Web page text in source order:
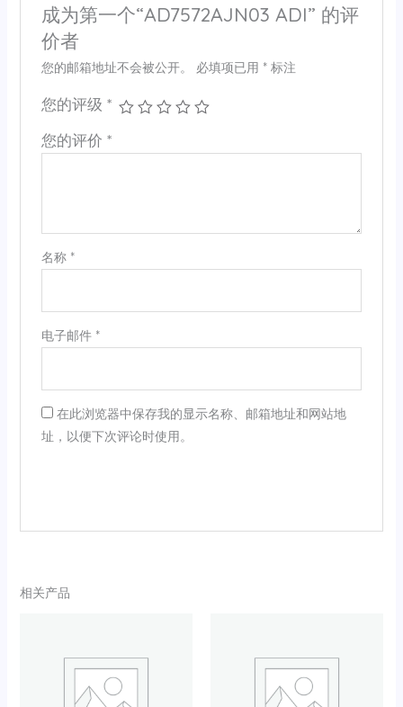
成为第一个“AD7572AJN03 ADI” 的评
价者
您的邮箱地址不会被公开。 必填项已用 *标注
您的评级 *
您的评价 *
名称 *
电子邮件 *
在此浏览器中保存我的显示名称、邮箱地址和网站地
址，以便下次评论时使用。
相关产品